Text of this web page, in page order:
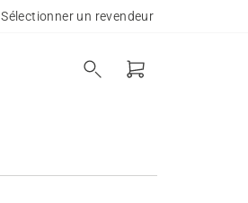
Sélectionner un revendeur